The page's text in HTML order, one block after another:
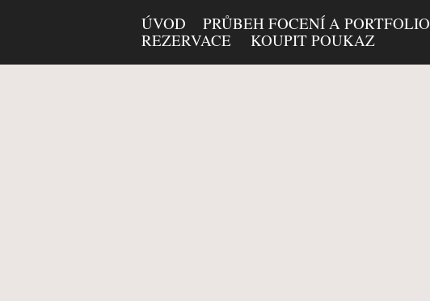
ÚVOD PRŮBEH FOCENÍ A PORTFOLIO
REZERVACE
KOUPIT POUKAZ